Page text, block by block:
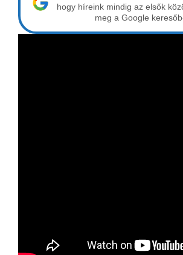
hogy híreink mindig az elsők
meg a Google